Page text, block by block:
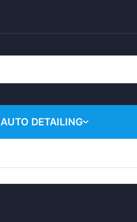
AUTO DETAILING